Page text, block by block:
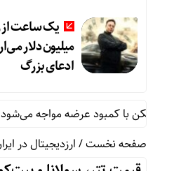
میلیون دلار
ادعای بزرگ
با کمبود عرضه مواجه می‌شود؟
صفحه نخست/ارزدیجیتال در